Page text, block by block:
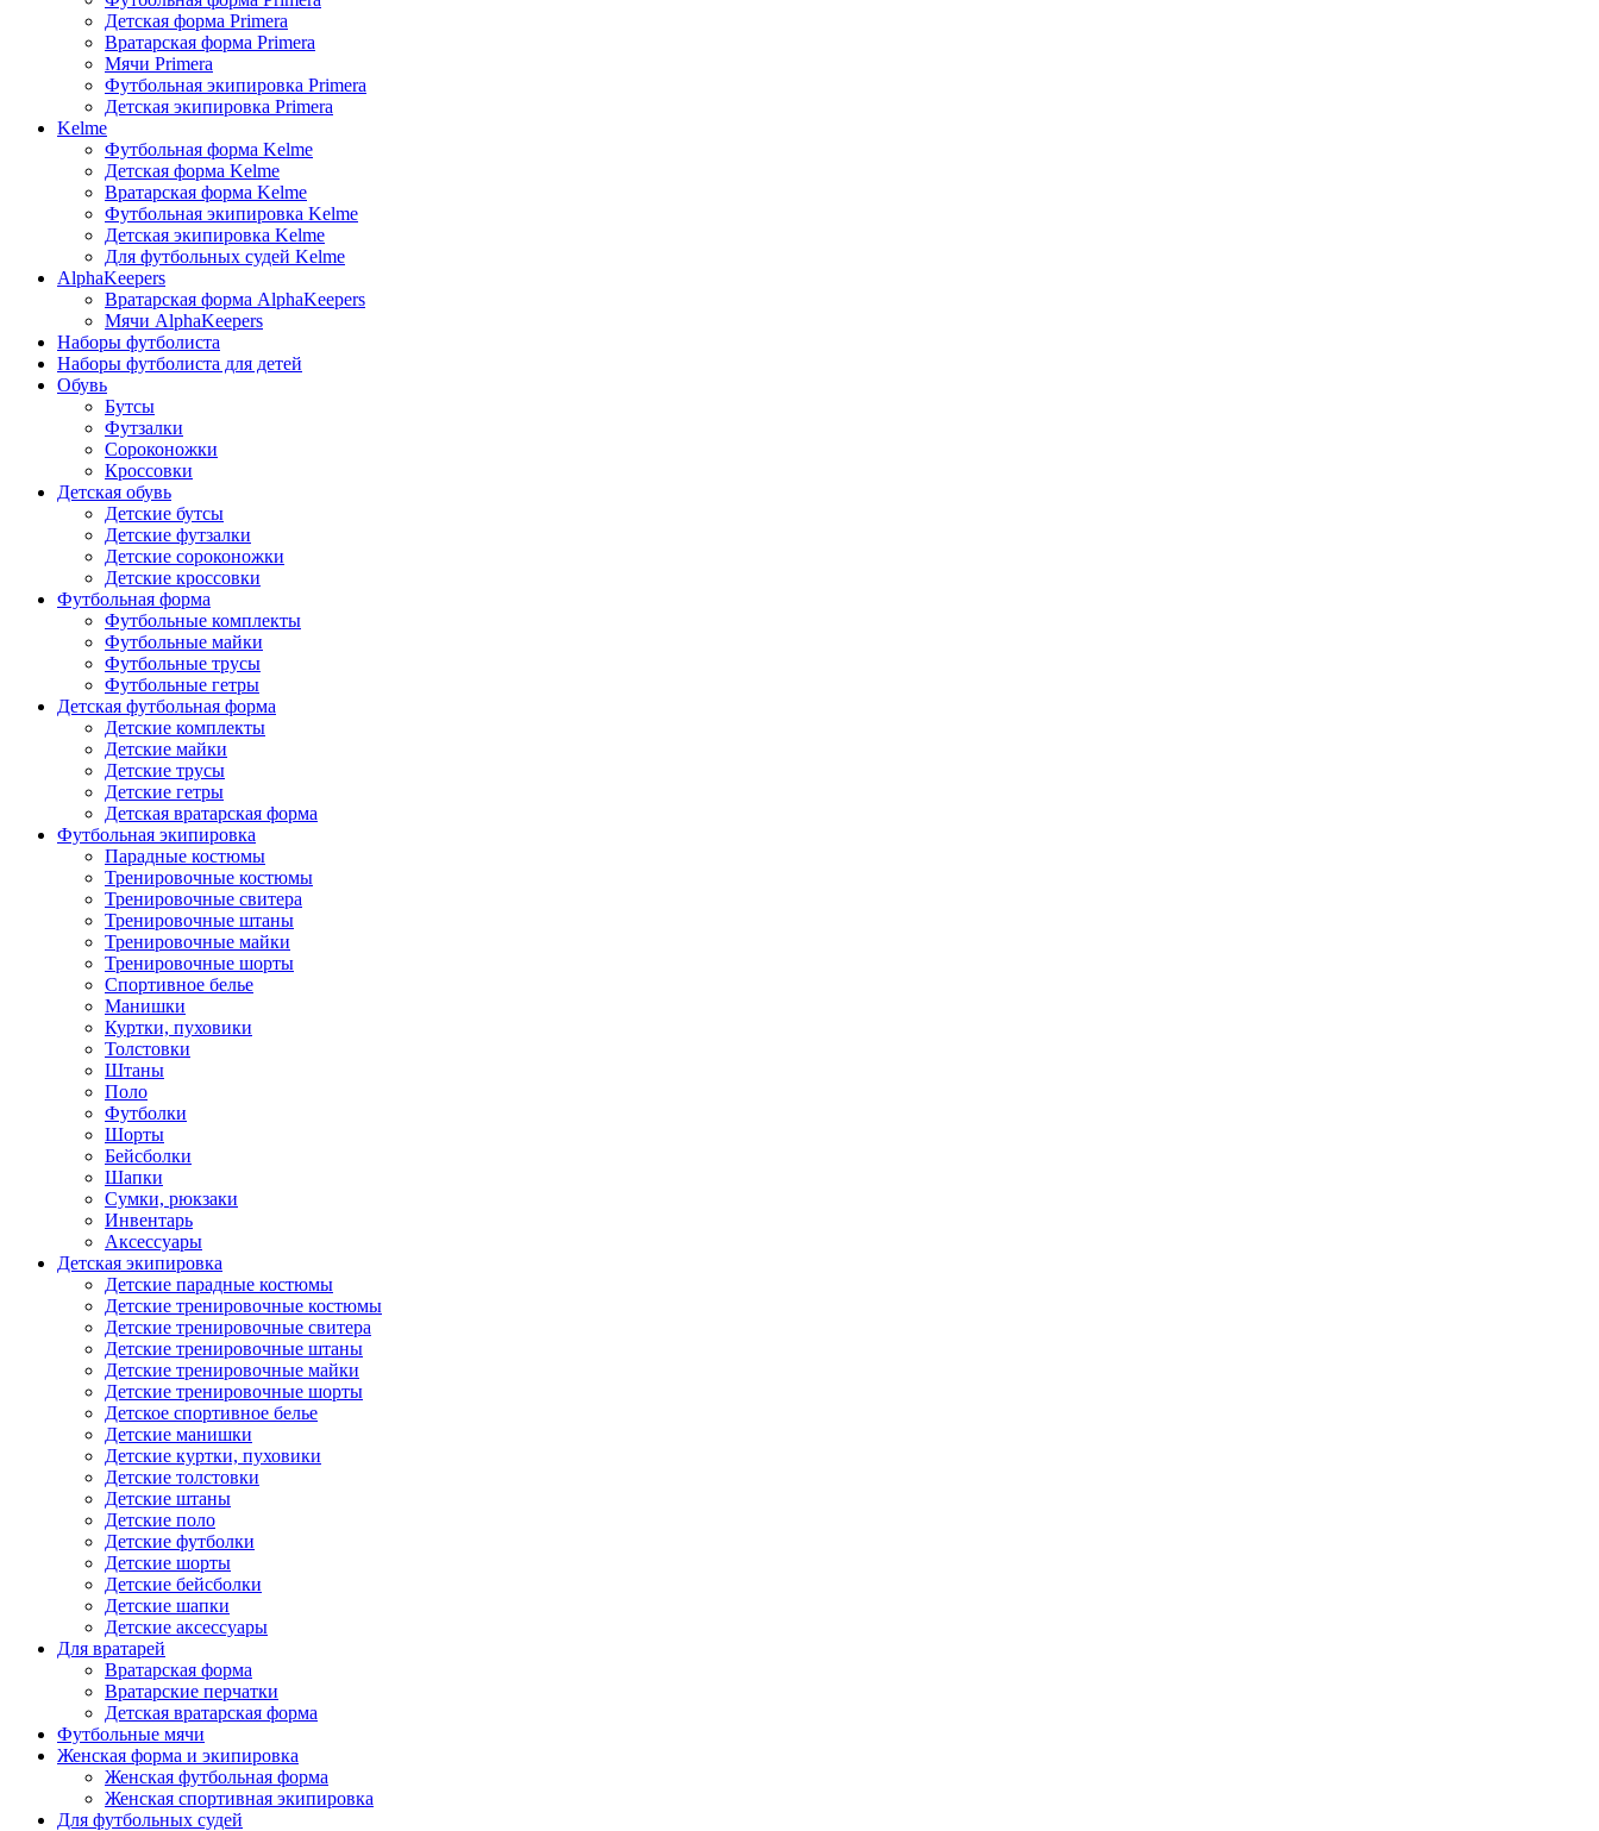
Детская форма Primera
Вратарская форма Primera
Мячи Primera
Футбольная экипировка Primera
Детская экипировка Primera
Kelme
Футбольная форма Kelme
Детская форма Kelme
Вратарская форма Kelme
Футбольная экипировка Kelme
Детская экипировка Kelme
Для футбольных судей Kelme
AlphaKeepers
Вратарская форма AlphaKeepers
Мячи AlphaKeepers
Наборы футболиста
Наборы футболиста для детей
Обувь
Бутсы
Футзалки
Сороконожки
Кроссовки
Детская обувь
Детские бутсы
Детские футзалки
Детские сороконожки
Детские кроссовки
Футбольная форма
Футбольные комплекты
Футбольные майки
Футбольные трусы
Футбольные гетры
Детская футбольная форма
Детские комплекты
Детские майки
Детские трусы
Детские гетры
Детская вратарская форма
Футбольная экипировка
Парадные костюмы
Тренировочные костюмы
Тренировочные свитера
Тренировочные штаны
Тренировочные майки
Тренировочные шорты
Спортивное белье
Манишки
Куртки, пуховики
Толстовки
Штаны
Поло
Футболки
Шорты
Бейсболки
Шапки
Сумки, рюкзаки
Инвентарь
Аксессуары
Детская экипировка
Детские парадные костюмы
Детские тренировочные костюмы
Детские тренировочные свитера
Детские тренировочные штаны
Детские тренировочные майки
Детские тренировочные шорты
Детское спортивное белье
Детские манишки
Детские куртки, пуховики
Детские толстовки
Детские штаны
Детские поло
Детские футболки
Детские шорты
Детские бейсболки
Детские шапки
Детские аксессуары
Для вратарей
Вратарская форма
Вратарские перчатки
Детская вратарская форма
Футбольные мячи
Женская форма и экипировка
Женская футбольная форма
Женская спортивная экипировка
Для футбольных судей